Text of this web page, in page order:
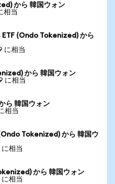
から 韓国ウォン
相当
(Ondo Tokenized) から
に相当
から 韓国ウォン
に相当
ら 韓国ウォン
相当
Tokenized) から 韓国ウ
相当
から 韓国ウォン
相当